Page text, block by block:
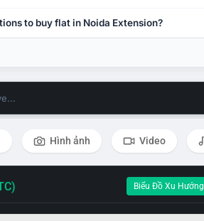
to buy flat in Noida Extension?
Hình ảnh Video
Biểu Đồ Xu Hướng